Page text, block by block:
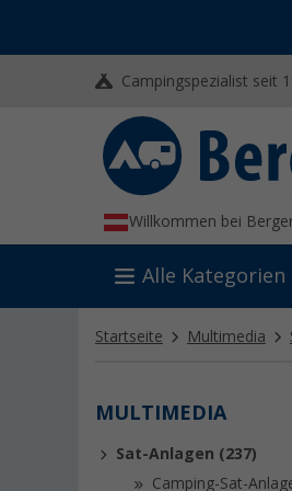
Campingspezialist seit
Willkommen bei
Alle Kategorien
Startseite Multimedia
MULTIMEDIA
Sat-Anlagen (237)
Camping-Sat-